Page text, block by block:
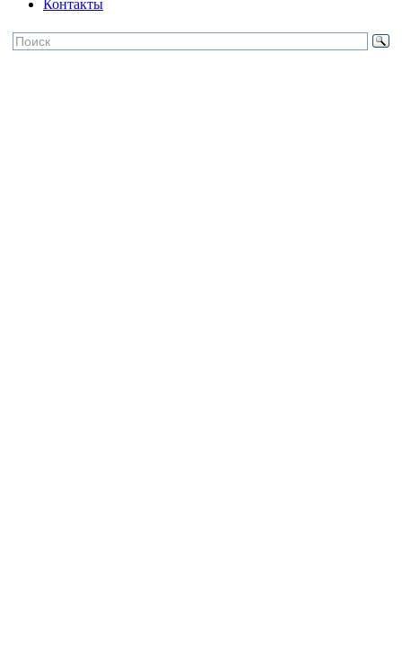
Контакты